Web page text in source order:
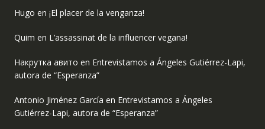
Hugo en ¡El placer de la venganza!
Quim en L’assassinat de la influencer vegana!
Накрутка авито en Entrevistamos a Ángeles Gutiérrez-Lapi,
autora de “Esperanza”
Antonio Jiménez García en Entrevistamos a Ángeles
Gutiérrez-Lapi, autora de “Esperanza”